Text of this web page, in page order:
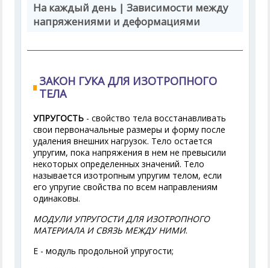
На каждый день | Зависимости между
напряжениями и деформациями
ЗАКОН ГУКА ДЛЯ ИЗОТРОПНОГО
ТЕЛА
УПРУГОСТЬ - свойство тела восстанавливать
свои первоначальные размеры и форму после
удаления внешних нагрузок. Тело остается
упругим, пока напряжения в нем не превысили
некоторых определенных значений. Тело
называется изотропным упругим телом, если
его упругие свойства по всем направлениям
одинаковы.
МОДУЛИ УПРУГОСТИ ДЛЯ ИЗОТРОПНОГО
МАТЕРИАЛА И СВЯЗЬ МЕЖДУ НИМИ.
Е - модуль продольной упругости;